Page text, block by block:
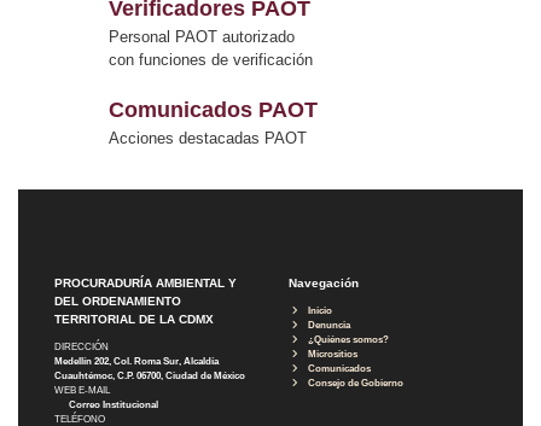
Verificadores PAOT
Personal PAOT autorizado
con funciones de verificación
Comunicados PAOT
Acciones destacadas PAOT
PROCURADURÍA AMBIENTAL Y
DEL ORDENAMIENTO
TERRITORIAL DE LA CDMX
DIRECCIÓN
Medellín 202, Col. Roma Sur, Alcaldía
Cuauhtémoc, C.P. 06700, Ciudad de México
WEB E-MAIL
Correo Institucional
TELÉFONO
Navegación
Inicio
Denuncia
¿Quiénes somos?
Micrositios
Comunicados
Consejo de Gobierno